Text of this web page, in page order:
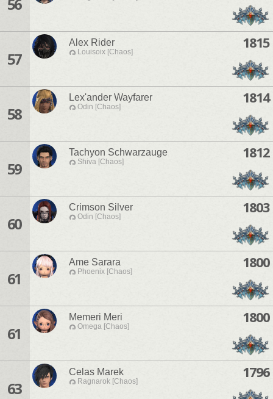
57
Alex Rider
Louisoix [Chaos]
1815
58
Lex'ander Wayfarer
Odin [Chaos]
1814
59
Tachyon Schwarzauge
Shiva [Chaos]
1812
60
Crimson Silver
Odin [Chaos]
1803
61
Ame Sarara
Phoenix [Chaos]
1800
61
Memeri Meri
Omega [Chaos]
1800
63
Celas Marek
Ragnarok [Chaos]
1796